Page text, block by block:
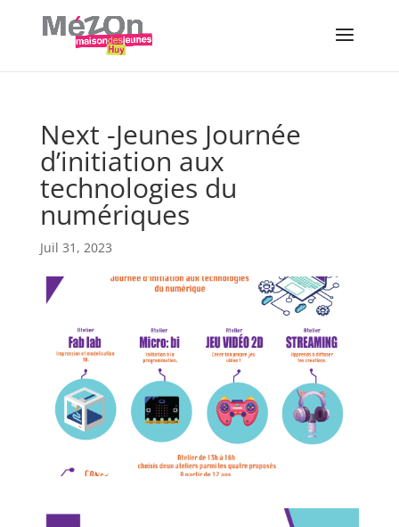
Next -Jeunes Journée
d’initiation aux
technologies du
numériques
Juil 31, 2023